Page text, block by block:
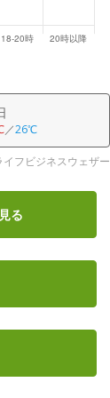
／26℃
フビジネスウェザー
る